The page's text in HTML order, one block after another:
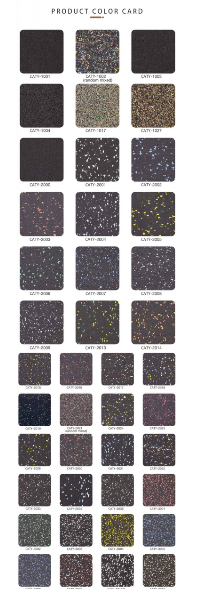
Ειδήσεις
συνομιλία τώρα
Υπόγεια από καουτσούκ αθλητικού τύπου
Γόμα για παιδική χαρά
Υπόγεια από καουτσούκ
Λαστιχένιοι κόκκοι EPDM
Εμπορικά καουτσούκ
τεχνητή χλόη γεμάτη
Λαστιχένιοι κόκκοι SBR
Συνδέτες PU
τεχνητή χλόη τύρφης
Εγκατάσταση πίστας